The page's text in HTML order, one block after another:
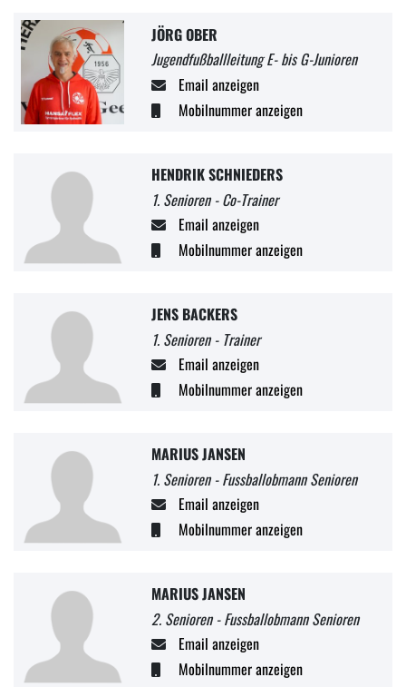
JÖRG OBER
Jugendfußballleitung E- bis G-Junioren
Email anzeigen
Mobilnummer anzeigen
HENDRIK SCHNIEDERS
1. Senioren - Co-Trainer
Email anzeigen
Mobilnummer anzeigen
JENS BACKERS
1. Senioren - Trainer
Email anzeigen
Mobilnummer anzeigen
MARIUS JANSEN
1. Senioren - Fussballobmann Senioren
Email anzeigen
Mobilnummer anzeigen
MARIUS JANSEN
2. Senioren - Fussballobmann Senioren
Email anzeigen
Mobilnummer anzeigen